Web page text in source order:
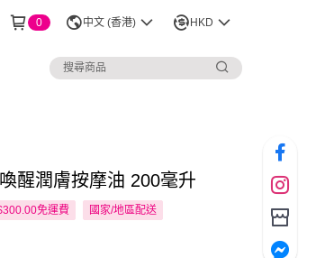
0 中文 (香港) HKD
醒潤膚按摩油 200毫升
免運費 國家/地區配送